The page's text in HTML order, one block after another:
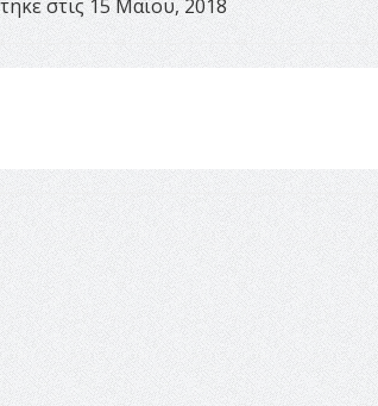
στις 15 Μαΐου, 2018